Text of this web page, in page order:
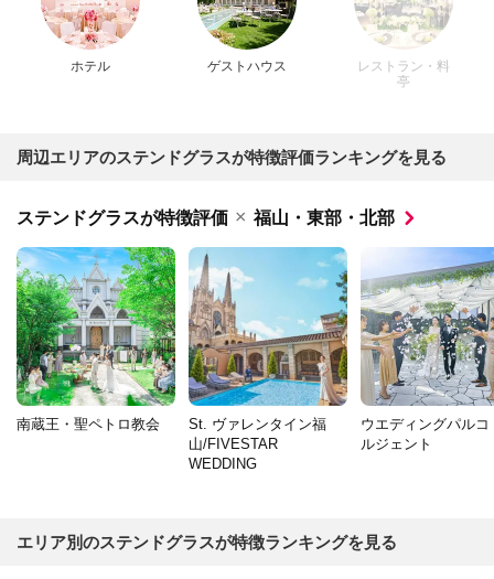
ホテル ゲストハウス
レストラン・料
亭
周辺エリアのステンドグラスが特徴評価ランキングを見る
ステンドグラスが特徴評価 × 福山・東部・北部
南蔵王・聖ペトロ教会
St. ヴァレンタイン福
山/FIVESTAR
WEDDING
ウエディングパルコ
ルジェント
エリア別のステンドグラスが特徴ランキングを見る